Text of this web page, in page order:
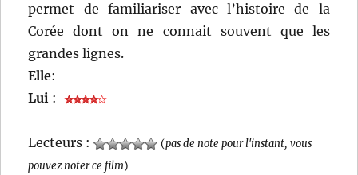
permet de familiariser avec l’histoire de la
Corée dont on ne connait souvent que les
grandes lignes.
Elle:
–
Lui :
Lecteurs : (pas de note pour l'instant, vous
pouvez noter ce film)